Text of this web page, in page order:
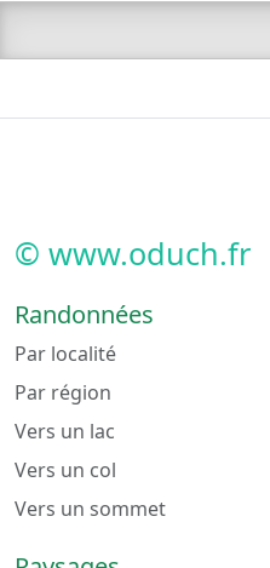
© www.oduch.fr
Randonnées
Par localité
Par région
Vers un lac
Vers un col
Vers un sommet